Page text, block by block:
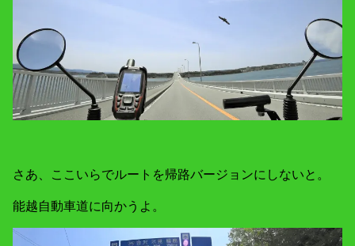
さあ、ここいらでルートを帰路バージョンにしないと。
能越自動車道に向かうよ。